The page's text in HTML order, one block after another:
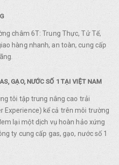
châm 6T: Trung Thực, Tử Tế,
hàng nhanh, an toàn, cung cấp
GẠO, NƯỚC SỐ 1 TẠI VIỆT NAM
tôi tập trung nâng cao trải
Experience) kể cả trên môi trường
lại một dịch vụ hoàn hảo xứng
ty cung cấp gas, gạo, nước số 1